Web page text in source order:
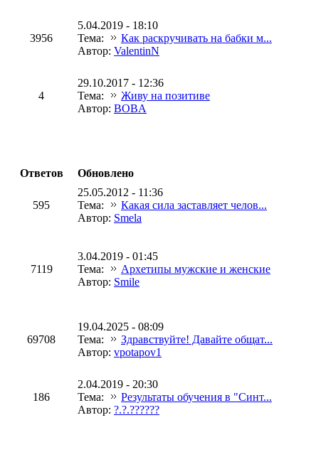
3956
5.04.2019 - 18:10
Тема:
Как раскручивать на бабки м...
Автор: ValentinN
4
29.10.2017 - 12:36
Тема:
Живу на позитиве
Автор: BOBA
Ответов
Обновлено
595
25.05.2012 - 11:36
Тема:
Какая сила заставляет челов...
Автор: Smela
7119
3.04.2019 - 01:45
Тема:
Архетипы мужские и женские
Автор: Smile
69708
19.04.2025 - 08:09
Тема:
Здравствуйте! Давайте общат...
Автор: vpotapov1
186
2.04.2019 - 20:30
Тема:
Результаты обучения в "Синт...
Автор: ?.?.??????